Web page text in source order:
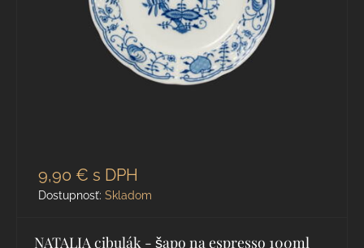
9,90 € s DPH
Dostupnosť: Skladom
NATALIA cibulák - šapo na espresso 100ml